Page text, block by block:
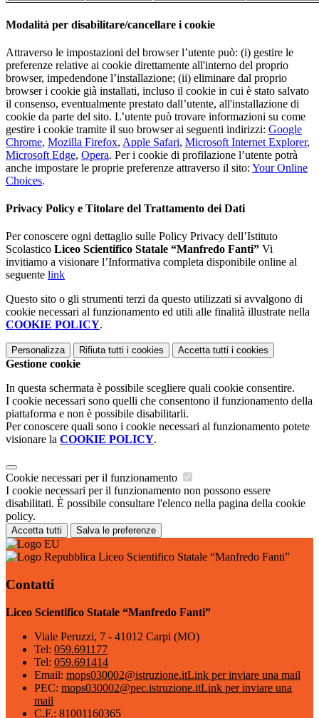
Modalità per disabilitare/cancellare i cookie
Attraverso le impostazioni del browser l’utente può: (i) gestire le
preferenze relative ai cookie direttamente all'interno del proprio
browser, impedendone l’installazione; (ii) eliminare dal proprio
browser i cookie già installati, incluso il cookie in cui è stato salvato
il consenso, eventualmente prestato dall’utente, all'installazione di
cookie da parte del sito. L’utente può trovare informazioni su come
gestire i cookie tramite il suo browser ai seguenti indirizzi: Google
Chrome, Mozilla Firefox, Apple Safari, Microsoft Internet Explorer,
Microsoft Edge, Opera. Per i cookie di profilazione l’utente potrà
anche impostare le proprie preferenze attraverso il sito: Your Online
Choices.
Privacy Policy e Titolare del Trattamento dei Dati
Per conoscere ogni dettaglio sulle Policy Privacy dell’Istituto
Scolastico Liceo Scientifico Statale “Manfredo Fanti” Vi
invitiamo a visionare l’Informativa completa disponibile online al
seguente link
Questo sito o gli strumenti terzi da questo utilizzati si avvalgono di
cookie necessari al funzionamento ed utili alle finalità illustrate nella
COOKIE POLICY.
Personalizza Rifiuta tutti i cookies Accetta tutti i cookies
Gestione cookie
In questa schermata è possibile scegliere quali cookie consentire.
I cookie necessari sono quelli che consentono il funzionamento della
piattaforma e non è possibile disabilitarli.
Per conoscere quali sono i cookie necessari al funzionamento potete
visionare la COOKIE POLICY.
Cookie necessari per il funzionamento
I cookie necessari per il funzionamento non possono essere
disabilitati. È possibile consultare l'elenco nella pagina della cookie
policy.
Accetta tutti Salva le preferenze
Liceo Scientifico Statale “Manfredo Fanti”
Contatti
Liceo Scientifico Statale “Manfredo Fanti”
Viale Peruzzi, 7 - 41012 Carpi (MO)
Tel: 059.691177
Tel: 059.691414
Email: mops030002@istruzione.itLink per inviare una mail
PEC: mops030002@pec.istruzione.itLink per inviare una
mail
C.F.: 81001160365